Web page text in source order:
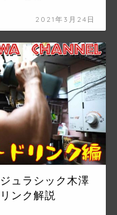
2021年3月24日
ュラシック木澤
ンク解説